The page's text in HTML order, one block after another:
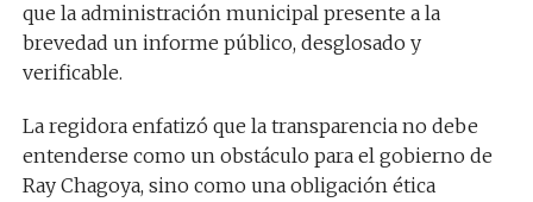
que la administración municipal presente a la
brevedad un informe público, desglosado y
verificable.
La regidora enfatizó que la transparencia no debe
entenderse como un obstáculo para el gobierno de
Ray Chagoya, sino como una obligación ética